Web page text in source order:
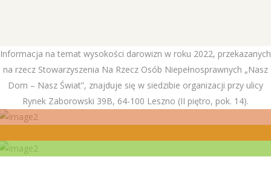
Informacja na temat wysokości darowizn w roku 2022, przekazanych
na rzecz Stowarzyszenia Na Rzecz Osób Niepełnosprawnych „Nasz
Dom – Nasz Świat”, znajduje się w siedzibie organizacji przy ulicy
Rynek Zaborowski 39B, 64-100 Leszno (II piętro, pok. 14).
Zobacz jak do nas dołączyć
Przekaż nam 1,5% podatku